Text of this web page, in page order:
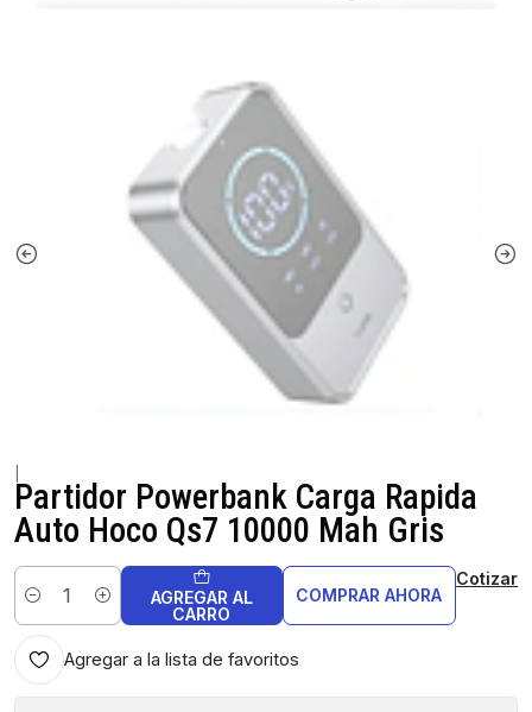
Partidor Powerbank Carga Rapida
Auto Hoco Qs7 10000 Mah Gris
Cantidad
AGREGAR AL
CARRO
COMPRAR AHORA
Cotizar
Agregar a la lista de favoritos